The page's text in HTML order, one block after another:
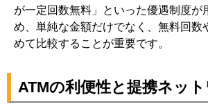
が一定回数無料」といった優遇制度が
め、単純な金額だけでなく、無料回数
めて比較することが重要です。
ATMの利便性と提携ネット